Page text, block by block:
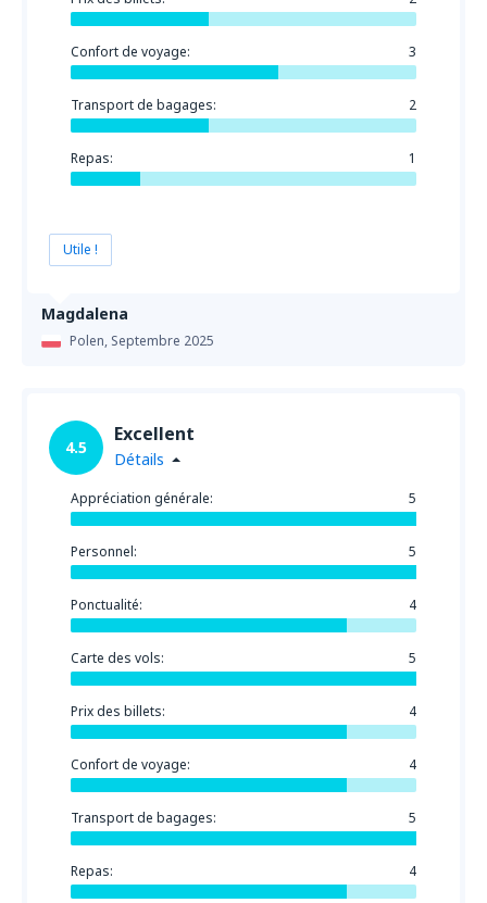
Magdalena
Polen, Septembre 2025
Confort de voyage: 3
Transport de bagages: 2
Repas: 1
Utile !
4.5
Excellent
Détails
Appréciation générale: 5
Personnel: 5
Ponctualité: 4
Carte des vols: 5
Prix des billets: 4
Confort de voyage: 4
Transport de bagages: 5
Repas: 4